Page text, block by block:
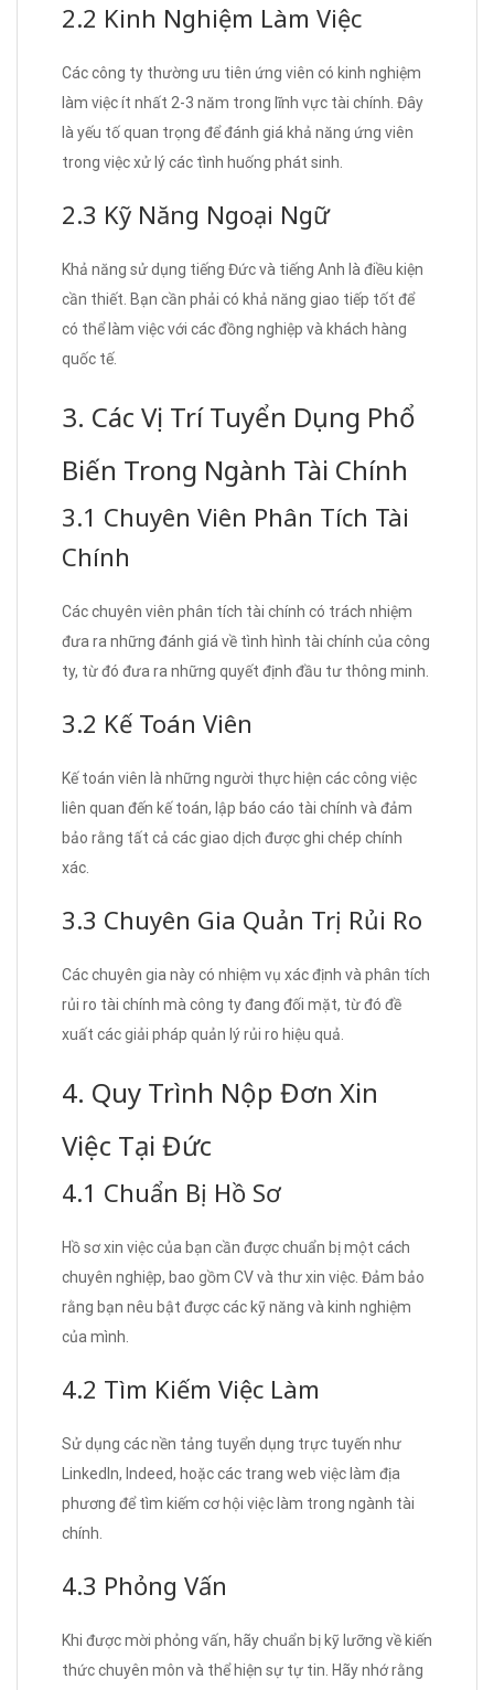
2.2 Kinh Nghiệm Làm Việc
Các công ty thường ưu tiên ứng viên có kinh nghiệm
làm việc ít nhất 2-3 năm trong lĩnh vực tài chính. Đây
là yếu tố quan trọng để đánh giá khả năng ứng viên
trong việc xử lý các tình huống phát sinh.
2.3 Kỹ Năng Ngoại Ngữ
Khả năng sử dụng tiếng Đức và tiếng Anh là điều kiện
cần thiết. Bạn cần phải có khả năng giao tiếp tốt để
có thể làm việc với các đồng nghiệp và khách hàng
quốc tế.
3. Các Vị Trí Tuyển Dụng Phổ
Biến Trong Ngành Tài Chính
3.1 Chuyên Viên Phân Tích Tài
Chính
Các chuyên viên phân tích tài chính có trách nhiệm
đưa ra những đánh giá về tình hình tài chính của công
ty, từ đó đưa ra những quyết định đầu tư thông minh.
3.2 Kế Toán Viên
Kế toán viên là những người thực hiện các công việc
liên quan đến kế toán, lập báo cáo tài chính và đảm
bảo rằng tất cả các giao dịch được ghi chép chính
xác.
3.3 Chuyên Gia Quản Trị Rủi Ro
Các chuyên gia này có nhiệm vụ xác định và phân tích
rủi ro tài chính mà công ty đang đối mặt, từ đó đề
xuất các giải pháp quản lý rủi ro hiệu quả.
4. Quy Trình Nộp Đơn Xin
Việc Tại Đức
4.1 Chuẩn Bị Hồ Sơ
Hồ sơ xin việc của bạn cần được chuẩn bị một cách
chuyên nghiệp, bao gồm CV và thư xin việc. Đảm bảo
rằng bạn nêu bật được các kỹ năng và kinh nghiệm
của mình.
4.2 Tìm Kiếm Việc Làm
Sử dụng các nền tảng tuyển dụng trực tuyến như
LinkedIn, Indeed, hoặc các trang web việc làm địa
phương để tìm kiếm cơ hội việc làm trong ngành tài
chính.
4.3 Phỏng Vấn
Khi được mời phỏng vấn, hãy chuẩn bị kỹ lưỡng về kiến
thức chuyên môn và thể hiện sự tự tin. Hãy nhớ rằng